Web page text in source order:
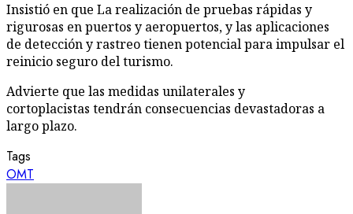
Insistió en que La realización de pruebas rápidas y
rigurosas en puertos y aeropuertos, y las aplicaciones
de detección y rastreo tienen potencial para impulsar el
reinicio seguro del turismo.
Advierte que las medidas unilaterales y
cortoplacistas tendrán consecuencias devastadoras a
largo plazo.
Tags
OMT